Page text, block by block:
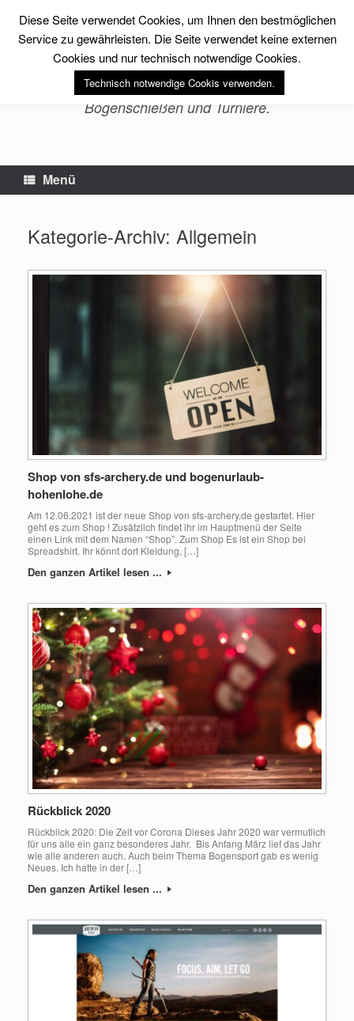
Inhalt
springen
sfs-archery -Erlebnis
Bogenschießen-
Bogensport, Fitness, Training im
Bogenschießen und Turniere.
Menü
Kategorie-Archiv: Allgemein
Shop von sfs-archery.de und bogenurlaub-
hohenlohe.de
Am 12.06.2021 ist der neue Shop von sfs-archery.de gestartet. Hier
geht es zum Shop ! Zusätzlich findet ihr im Hauptmenü der Seite
einen Link mit dem Namen “Shop”. Zum Shop Es ist ein Shop bei
Spreadshirt. Ihr könnt dort Kleidung, […]
Den ganzen Artikel lesen ...
Rückblick 2020
Rückblick 2020: Die Zeit vor Corona Dieses Jahr 2020 war vermutlich
für uns alle ein ganz besonderes Jahr. Bis Anfang März lief das Jahr
wie alle anderen auch. Auch beim Thema Bogensport gab es wenig
Neues. Ich hatte in der […]
Den ganzen Artikel lesen ...
Diese Seite verwendet Cookies, um Ihnen den bestmöglichen
Service zu gewährleisten. Die Seite verwendet keine externen
Cookies und nur technisch notwendige Cookies.
Technisch notwendige Cookis verwenden.